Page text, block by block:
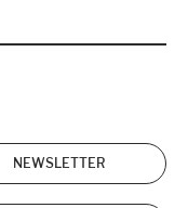
NEWSLETTER